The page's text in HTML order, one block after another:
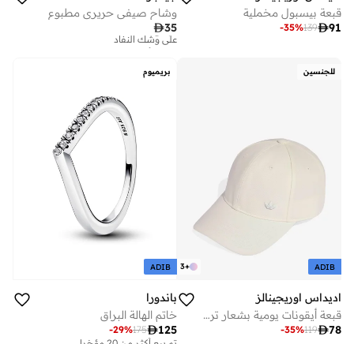
قبعة بيسبول مخملية
91
139
-35%
وشاح صيفي حريري مطبوع
35
تم بيع أكثر من 20 مؤخرا
على وشك النفاد
تم بيع أكثر من 20 مؤخرا
للجنسين
+
3 ADIB
اديداس اوريجينالز
قبعة أيقونات يومية بشعار تريفويل معدني بلون متناسق
78
119
-35%
بريميوم
ADIB
باندورا
خاتم الهالة البراق
125
175
-29%